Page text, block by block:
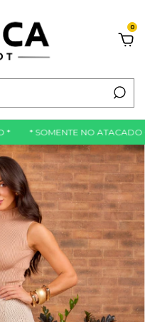
0
* SOMENTE NO ATACADO -